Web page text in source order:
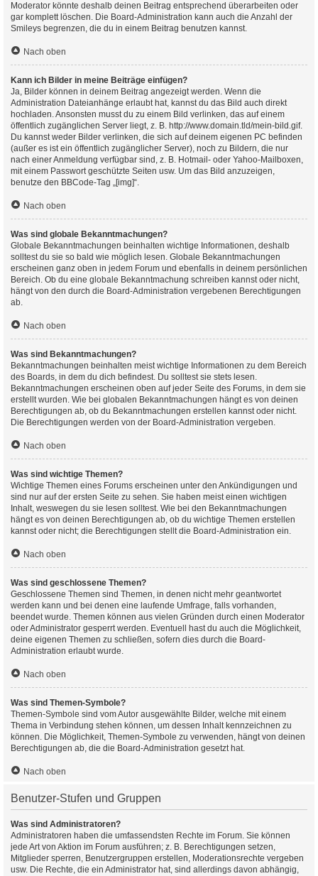
Moderator könnte deshalb deinen Beitrag entsprechend überarbeiten oder
gar komplett löschen. Die Board-Administration kann auch die Anzahl der
Smileys begrenzen, die du in einem Beitrag benutzen kannst.
Nach oben
Kann ich Bilder in meine Beiträge einfügen?
Ja, Bilder können in deinem Beitrag angezeigt werden. Wenn die
Administration Dateianhänge erlaubt hat, kannst du das Bild auch direkt
hochladen. Ansonsten musst du zu einem Bild verlinken, das auf einem
öffentlich zugänglichen Server liegt, z. B. http://www.domain.tld/mein-bild.gif.
Du kannst weder Bilder verlinken, die sich auf deinem eigenen PC befinden
(außer es ist ein öffentlich zugänglicher Server), noch zu Bildern, die nur
nach einer Anmeldung verfügbar sind, z. B. Hotmail- oder Yahoo-Mailboxen,
mit einem Passwort geschützte Seiten usw. Um das Bild anzuzeigen,
benutze den BBCode-Tag „[img]“.
Nach oben
Was sind globale Bekanntmachungen?
Globale Bekanntmachungen beinhalten wichtige Informationen, deshalb
solltest du sie so bald wie möglich lesen. Globale Bekanntmachungen
erscheinen ganz oben in jedem Forum und ebenfalls in deinem persönlichen
Bereich. Ob du eine globale Bekanntmachung schreiben kannst oder nicht,
hängt von den durch die Board-Administration vergebenen Berechtigungen
ab.
Nach oben
Was sind Bekanntmachungen?
Bekanntmachungen beinhalten meist wichtige Informationen zu dem Bereich
des Boards, in dem du dich befindest. Du solltest sie stets lesen.
Bekanntmachungen erscheinen oben auf jeder Seite des Forums, in dem sie
erstellt wurden. Wie bei globalen Bekanntmachungen hängt es von deinen
Berechtigungen ab, ob du Bekanntmachungen erstellen kannst oder nicht.
Die Berechtigungen werden von der Board-Administration vergeben.
Nach oben
Was sind wichtige Themen?
Wichtige Themen eines Forums erscheinen unter den Ankündigungen und
sind nur auf der ersten Seite zu sehen. Sie haben meist einen wichtigen
Inhalt, weswegen du sie lesen solltest. Wie bei den Bekanntmachungen
hängt es von deinen Berechtigungen ab, ob du wichtige Themen erstellen
kannst oder nicht; die Berechtigungen stellt die Board-Administration ein.
Nach oben
Was sind geschlossene Themen?
Geschlossene Themen sind Themen, in denen nicht mehr geantwortet
werden kann und bei denen eine laufende Umfrage, falls vorhanden,
beendet wurde. Themen können aus vielen Gründen durch einen Moderator
oder Administrator gesperrt werden. Eventuell hast du auch die Möglichkeit,
deine eigenen Themen zu schließen, sofern dies durch die Board-
Administration erlaubt wurde.
Nach oben
Was sind Themen-Symbole?
Themen-Symbole sind vom Autor ausgewählte Bilder, welche mit einem
Thema in Verbindung stehen können, um dessen Inhalt kennzeichnen zu
können. Die Möglichkeit, Themen-Symbole zu verwenden, hängt von deinen
Berechtigungen ab, die die Board-Administration gesetzt hat.
Nach oben
Benutzer-Stufen und Gruppen
Was sind Administratoren?
Administratoren haben die umfassendsten Rechte im Forum. Sie können
jede Art von Aktion im Forum ausführen; z. B. Berechtigungen setzen,
Mitglieder sperren, Benutzergruppen erstellen, Moderationsrechte vergeben
usw. Die Rechte, die ein Administrator hat, sind allerdings davon abhängig,